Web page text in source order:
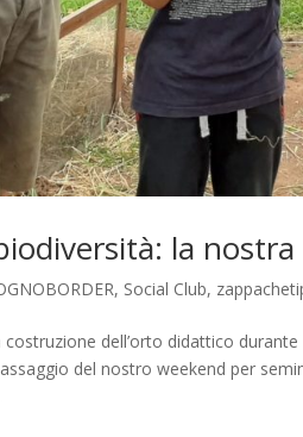
la
, Social Club,
dell’orto didattico
del nostro weekend per